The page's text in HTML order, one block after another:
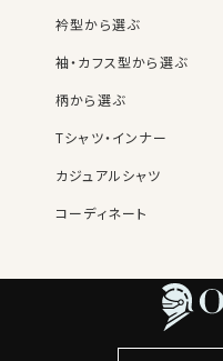
衿型から選ぶ
袖・カフス型から選ぶ
柄から選ぶ
Tシャツ・インナー
カジュアルシャツ
コーディネート
色から選ぶ